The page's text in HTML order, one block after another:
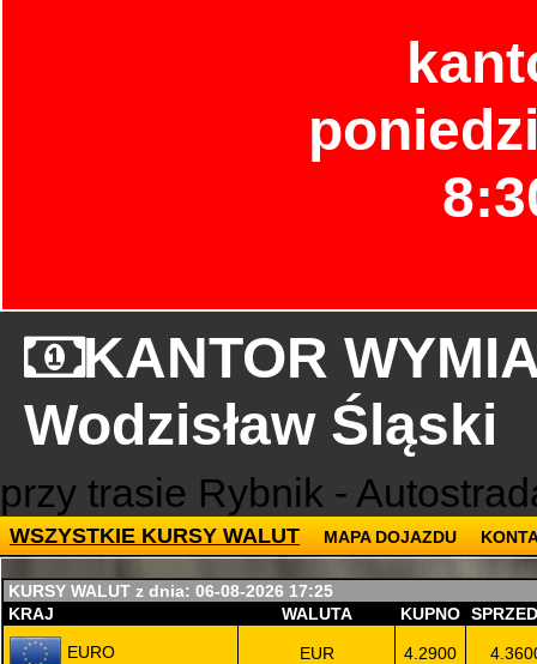
KANTOR
Wodzisław Śląski
przy trasie Rybnik -
WSZYSTKIE KURSY WALUT MAPA DOJAZDU
KURSY WALUT z dnia: 06-08-2026 17:25
KRAJ
WALUTA KUPNO
EURO EUR 4.2900